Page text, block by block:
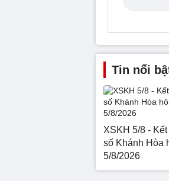
Tin nổi
XSKH 5/8 -
số Khánh Hòa
5/8/2026